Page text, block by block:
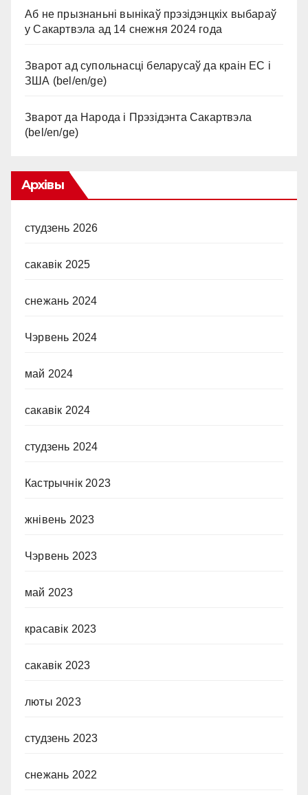
Аб не прызнаньні вынікаў прэзідэнцкіх выбараў
у Сакартвэла ад 14 снежня 2024 года
Зварот ад супольнасці беларусаў да краін ЕС і
ЗША (bel/en/ge)
Зварот да Народа і Прэзідэнта Сакартвэла
(bel/en/ge)
Архівы
студзень 2026
сакавік 2025
снежань 2024
Чэрвень 2024
май 2024
сакавік 2024
студзень 2024
Кастрычнік 2023
жнівень 2023
Чэрвень 2023
май 2023
красавік 2023
сакавік 2023
люты 2023
студзень 2023
снежань 2022